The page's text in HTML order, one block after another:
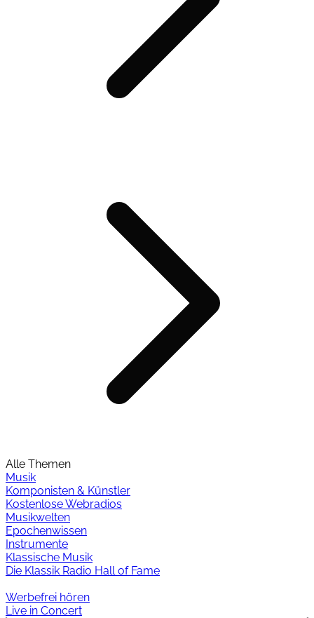
Alle Themen
Musik
Komponisten & Künstler
Kostenlose Webradios
Musikwelten
Epochenwissen
Instrumente
Klassische Musik
Die Klassik Radio Hall of Fame
Werbefrei hören
Live in Concert